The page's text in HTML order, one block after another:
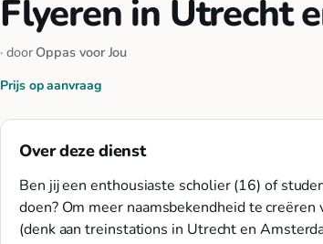
Flyeren in Utrecht
· door Oppas voor Jou
Prijs op aanvraag
Over deze dienst
Ben jij een enthousiaste scholier (16) of
doen? Om meer naamsbekendheid te
(denk aan treinstations in Utrecht en